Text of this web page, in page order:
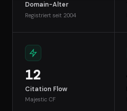
Domain-Alter
Registriert seit 2004
12
Citation Flow
Majestic CF